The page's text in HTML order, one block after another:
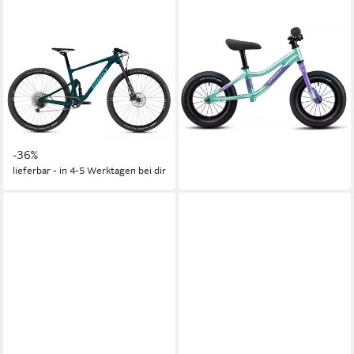
Mountainbike 29" Lector FS
SF LC Essential M, 12 Gang
Shimano XT RD-M8100 12-S
Schaltwerk
2.999,00 €
4.699,00 €
-36%
lieferbar - in 4-5 Werktagen bei dir
Laufrad Powerkiddy 12 12 Zoll
ab 127,65 €
lieferbar - in 2-3 Werktagen bei dir